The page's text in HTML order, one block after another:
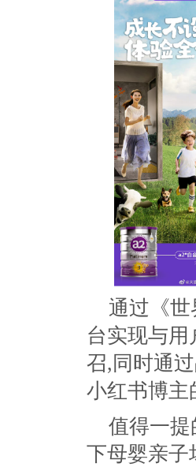
通过《
台实现与
召,同时通
小红书博主
值得一
下母婴亲子